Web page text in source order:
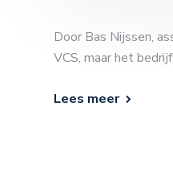
Door Bas Nijssen,
VCS, maar het
Lees meer